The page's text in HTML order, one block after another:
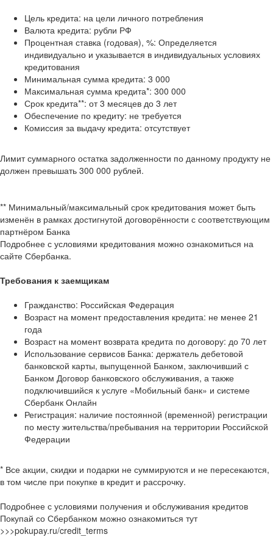
Цель кредита: на цели личного потребления
Валюта кредита: рубли РФ
Процентная ставка (годовая), %: Определяется
индивидуально и указывается в индивидуальных условиях
кредитования
Минимальная сумма кредита: 3 000
Максимальная сумма кредита*: 300 000
Срок кредита**: от 3 месяцев до 3 лет
Обеспечение по кредиту: не требуется
Комиссия за выдачу кредита: отсутствует
Лимит суммарного остатка задолженности по данному продукту не
должен превышать 300 000 рублей.
** Минимальный/максимальный срок кредитования может быть
изменён в рамках достигнутой договорённости с соответствующим
партнёром Банка
Подробнее с условиями кредитования можно ознакомиться на
сайте Сбербанка.
Требования к заемщикам
Гражданство: Российская Федерация
Возраст на момент предоставления кредита: не менее 21
года
Возраст на момент возврата кредита по договору: до 70 лет
Использование сервисов Банка: держатель дебетовой
банковской карты, выпущенной Банком, заключивший с
Банком Договор банковского обслуживания, а также
подключившийся к услуге «Мобильный банк» и системе
Сбербанк Онлайн
Регистрация: наличие постоянной (временной) регистрации
по месту жительства/пребывания на территории Российской
Федерации
* Все акции, скидки и подарки не суммируются и не пересекаются,
в том числе при покупке в кредит и рассрочку.
Подробнее с условиями получения и обслуживания кредитов
Покупай со Сбербанком можно ознакомиться тут
>>>pokupay.ru/credit_terms